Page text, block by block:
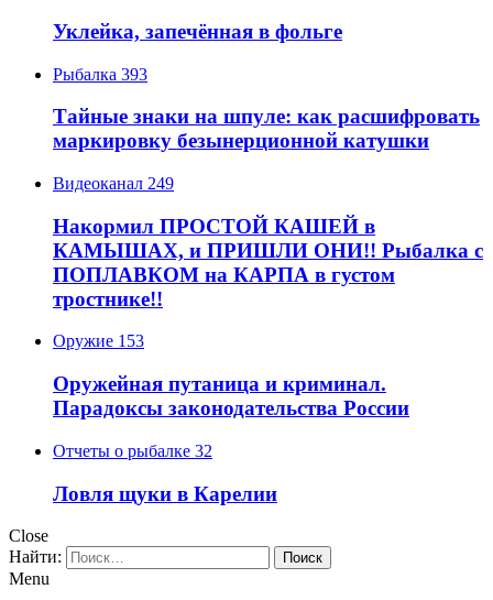
Уклейка, запечённая в фольге
Рыбалка 393
Тайные знаки на шпуле: как расшифровать
маркировку безынерционной катушки
Видеоканал 249
Накормил ПРОСТОЙ КАШЕЙ в
КАМЫШАХ, и ПРИШЛИ ОНИ!! Рыбалка с
ПОПЛАВКОМ на КАРПА в густом
тростнике!!
Оружие 153
Оружейная путаница и криминал.
Парадоксы законодательства России
Отчеты о рыбалке 32
Ловля щуки в Карелии
Close
Найти:
Menu